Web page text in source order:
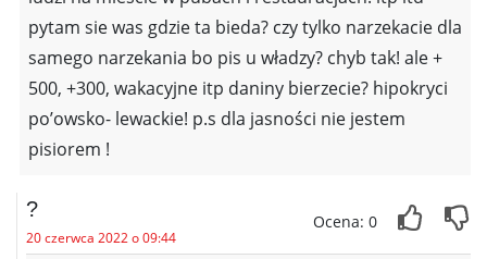
pytam sie was gdzie ta bieda? czy tylko narzekacie dla
samego narzekania bo pis u władzy? chyb tak! ale +
500, +300, wakacyjne itp daniny bierzecie? hipokryci
po’owsko- lewackie! p.s dla jasności nie jestem
pisiorem !
?
20 czerwca 2022 o 09:44
Ocena: 0